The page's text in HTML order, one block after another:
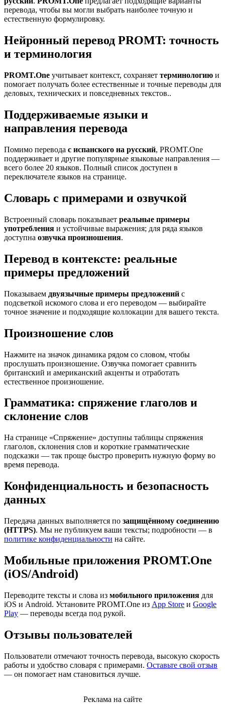
перевода, чтобы вы могли выбрать наиболее точную и
естественную формулировку.
Нейронный перевод PROMT: точность
и терминология
PROMT.One учитывает контекст, сохраняет терминологию и
помогает получать более естественные и точные переводы для
деловых, технических и повседневных текстов..
Поддерживаемые языки и
направления перевода
Помимо перевода с испанского на русский, PROMT.One
поддерживает и другие популярные языковые направления —
всего более 20 языков. Полный список доступен в
переключателе языков на странице.
Словарь с примерами и озвучкой
Встроенный словарь показывает реальные примеры
употребления и устойчивые выражения; для ряда языков
доступна озвучка произношения.
Перевод в контексте: реальные
примеры предложений
Показываем двуязычные примеры предложений с
подсветкой искомого слова и его переводом — выбирайте
точное значение и подходящие коллокации для вашего текста.
Произношение слов
Нажмите на значок динамика рядом со словом, чтобы
прослушать произношение. Озвучка помогает сравнить
британский и американский акценты и отработать
естественное произношение.
Грамматика: спряжение глаголов и
склонение слов
На странице «Спряжение» доступны таблицы спряжения
глаголов, склонения слов и короткие грамматические
подсказки — так проще быстро проверить нужную форму во
время перевода.
Конфиденциальность и безопасность
данных
Передача данных выполняется по защищённому соединению
(HTTPS). Мы не публикуем ваши тексты; подробности — в
политике конфиденциальности на сайте.
Мобильные приложения PROMT.One
(iOS/Android)
Переводите тексты и слова из мобильного приложения для
iOS и Android. Установите PROMT.One из App Store и Google
Play — переводы всегда под рукой.
Отзывы пользователей
Пользователи отмечают точность перевода, высокую скорость
работы и удобство словаря с примерами. Оставьте свой отзыв
— он помогает нам становиться лучше.
Реклама на сайте